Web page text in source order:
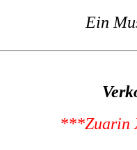
Ein
***Zuarin